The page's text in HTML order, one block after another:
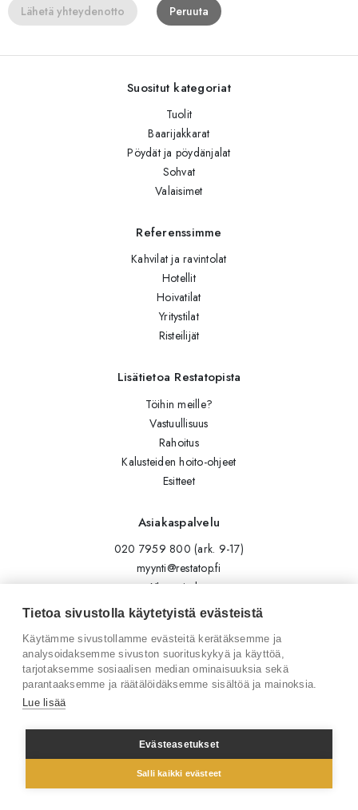
Lähetä yhteydenotto Peruuta
Suositut kategoriat
Tuolit
Baarijakkarat
Pöydät ja pöydänjalat
Sohvat
Valaisimet
Referenssimme
Kahvilat ja ravintolat
Hotellit
Hoivatilat
Yritystilat
Risteilijät
Lisätietoa Restatopista
Töihin meille?
Vastuullisuus
Rahoitus
Kalusteiden hoito-ohjeet
Esitteet
Asiakaspalvelu
020 7959 800 (ark. 9-17)
myynti@restatop.fi
Yhteystiedot
Lähetä viesti
Seuraa meitä
Tilaa uutiskirje
Facebook
© 2026 Restatop Oy
Tietoa sivustolla käytetyistä evästeistä
Käytämme sivustollamme evästeitä kerätäksemme ja
analysoidaksemme sivuston suorituskykyä ja käyttöä,
tarjotaksemme sosiaalisen median ominaisuuksia sekä
parantaaksemme ja räätälöidäksemme sisältöä ja mainoksia.
Lue lisää
Evästeasetukset
Salli kaikki evästeet